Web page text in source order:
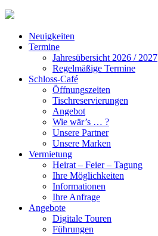
Neuigkeiten
Termine
Jahresübersicht 2026 / 2027
Regelmäßige Termine
Schloss-Café
Öffnungszeiten
Tischreservierungen
Angebot
Wie wär’s … ?
Unsere Partner
Unsere Marken
Vermietung
Heirat – Feier – Tagung
Ihre Möglichkeiten
Informationen
Ihre Anfrage
Angebote
Digitale Touren
Führungen